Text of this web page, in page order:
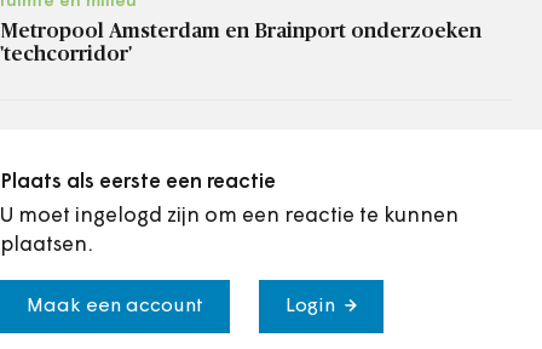
Metropool Amsterdam en Brainport onderzoeken
'techcorridor'
Plaats als eerste een reactie
U moet ingelogd zijn om een reactie te kunnen
plaatsen.
Maak een account Login